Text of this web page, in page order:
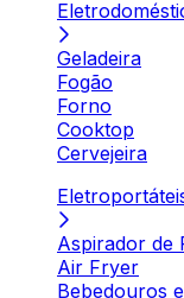
Geladeira
Fogão
Forno
Cooktop
Cervejeira
Aspirador de
Air Fryer
Bebedouros